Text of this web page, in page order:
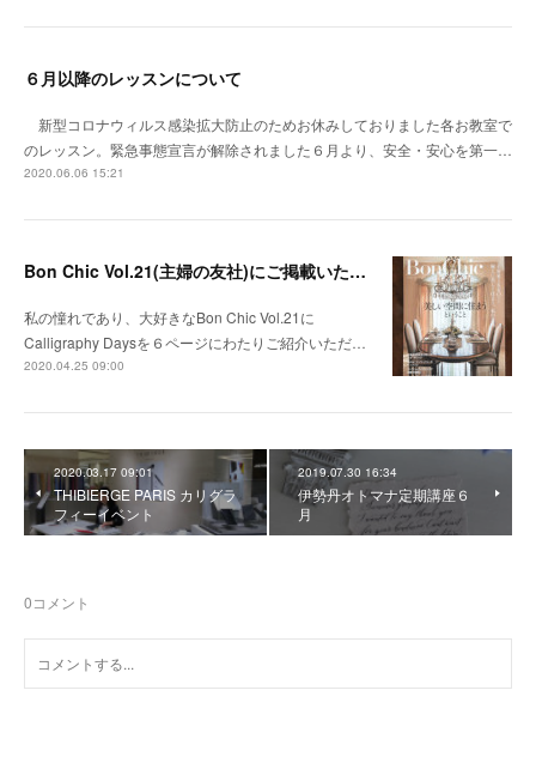
６月以降のレッスンについて
新型コロナウィルス感染拡大防止のためお休みしておりました各お教室で
のレッスン。緊急事態宣言が解除されました６月より、安全・安心を第一…
2020.06.06 15:21
Bon Chic Vol.21(主婦の友社)にご掲載いただきました
私の憧れであり、大好きなBon Chic Vol.21に
Calligraphy Daysを６ページにわたりご紹介いただ…
2020.04.25 09:00
2020.03.17 09:01
THIBIERGE PARIS カリグラ
フィーイベント
2019.07.30 16:34
伊勢丹オトマナ定期講座６
月
0コメント